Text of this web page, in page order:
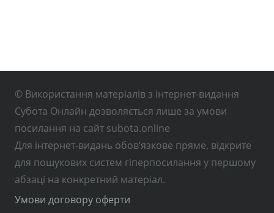
© Використання матеріалів з інтернет-видання
Субота Онлайн дозволяється лише за умови
посилання на сайт subota.online
Для інтернет-видань обов’язкове пряме, відкрите
для пошукових систем гіперпосилання у першому
абзаці на конкретний матеріал.
Умови договору оферти